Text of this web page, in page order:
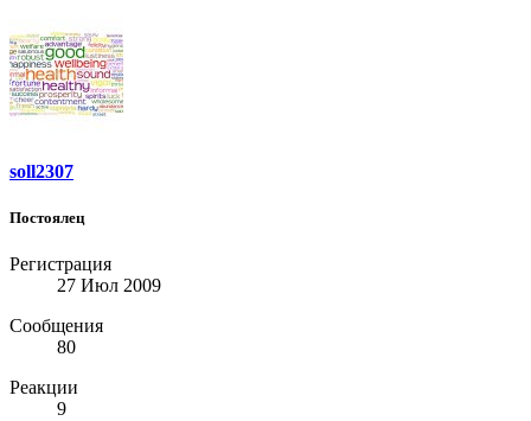
soll2307
Постоялец
Регистрация
27 Июл 2009
Сообщения
80
Реакции
9